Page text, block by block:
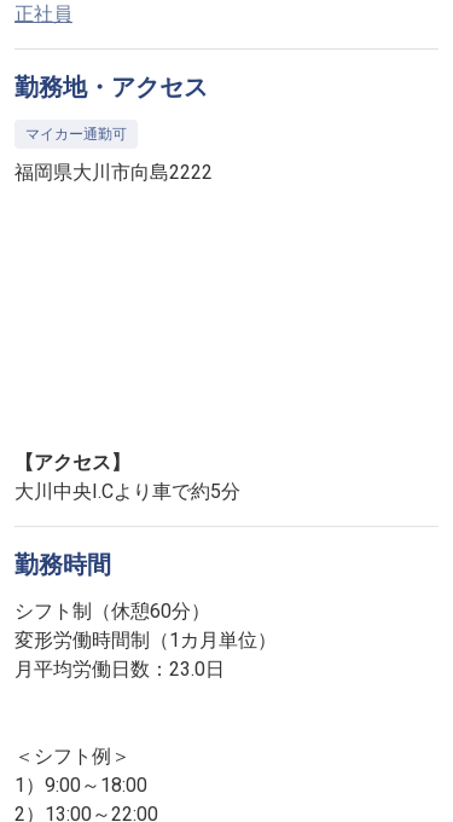
正社員
勤務地・アクセス
マイカー通勤可
福岡県大川市向島2222
【アクセス】
大川中央I.Cより車で約5分
勤務時間
シフト制（休憩60分）
変形労働時間制（1カ月単位）
月平均労働日数：23.0日
＜シフト例＞
1）9:00～18:00
2）13:00～22:00